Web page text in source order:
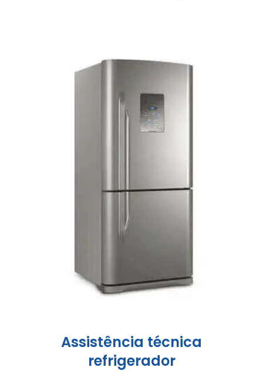
Assistência técnica
refrigerador